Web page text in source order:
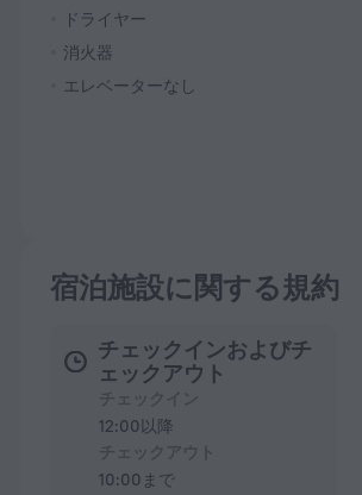
ドライヤー
消火器
エレベーターなし
宿泊施設に関する規約
チェックインおよびチ
ェックアウト
12:00以降
10:00まで